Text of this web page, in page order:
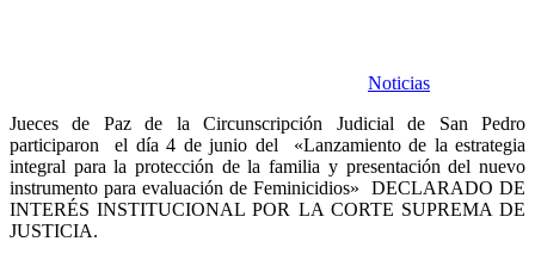
Noticias
Jueces de Paz de la Circunscripción Judicial de San Pedro
participaron el día 4 de junio del «Lanzamiento de la estrategia
integral para la protección de la familia y presentación del nuevo
instrumento para evaluación de Feminicidios» DECLARADO DE
INTERÉS INSTITUCIONAL POR LA CORTE SUPREMA DE
JUSTICIA.